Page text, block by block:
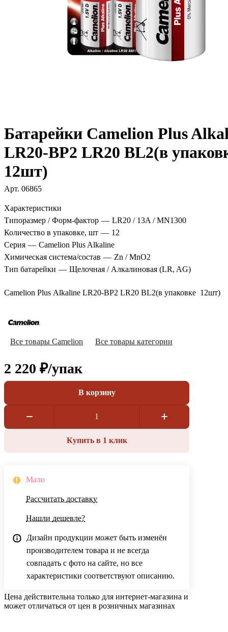
Батарейки Camelion Plus
LR20-BP2 LR20 BL2(в
12шт)
Арт. 06865
Характеристики
Типоразмер / Форм-фактор — LR20 / 13A / MN1300
Количество в упаковке, шт — 12
Серия — Camelion Plus Alkaline
Химическая система/состав — Zn / MnO2
Тип батарейки — Щелочная / Алкалиновая (LR, AG)
Camelion Plus Alkaline LR20-BP2 LR20 BL2(в упаковке 12шт)
Все товары Camelion Все товары категории
2 220 ₽/упак
В корзину
Купить в 1 клик
Мало
Рассчитать доставку
Нашли дешевле?
Дизайн продукции может быть изменён
производителем товара и не всегда
совпадать с фото на сайте, но все
характеристики соответствуют описанию.
Цена действительна только для интернет-магазина и
может отличаться от цен в розничных магазинах